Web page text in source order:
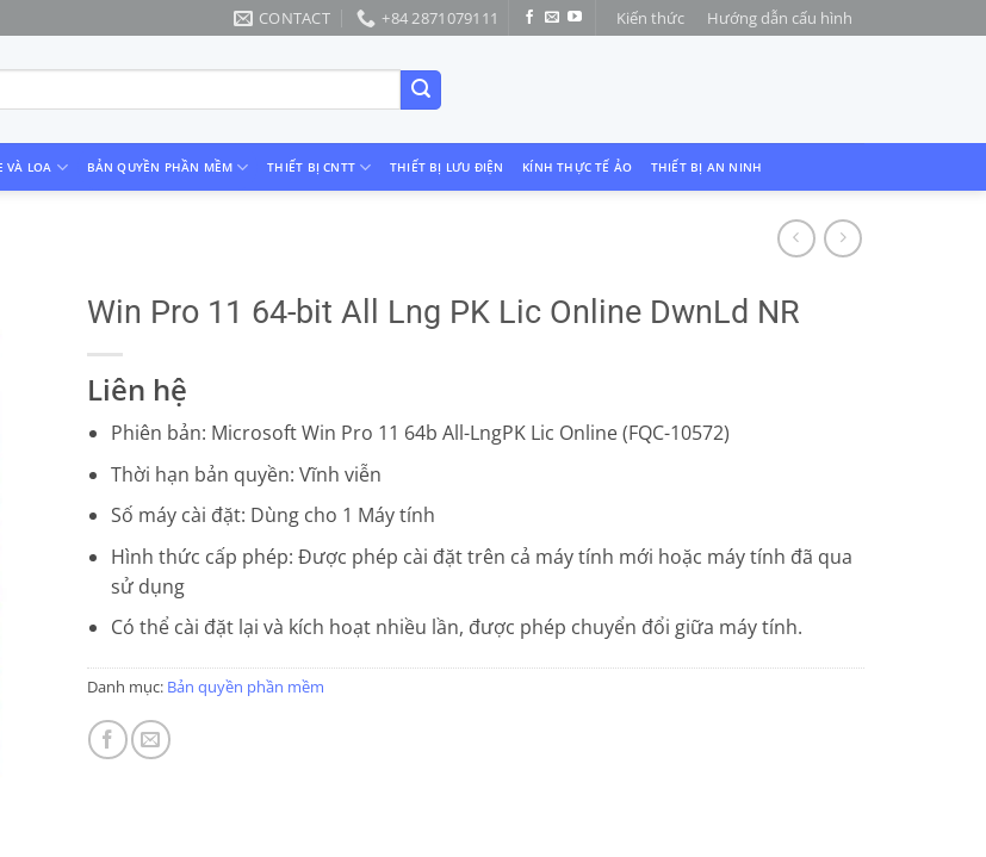
CONTACT +84 2871079111 Kiến thức Hướng dẫn cấu hình
VÀ LOA BẢN QUYỀN PHẦN MỀM THIẾT BỊ CNTT THIẾT BỊ LƯU ĐIỆN KÍNH THỰC TẾ ẢO THIẾT BỊ AN NINH
Win Pro 11 64-bit All Lng PK Lic Online DwnLd NR
Liên hệ
Phiên bản: Microsoft Win Pro 11 64b All-LngPK Lic Online (FQC-10572)
Thời hạn bản quyền: Vĩnh viễn
Số máy cài đặt: Dùng cho 1 Máy tính
Hình thức cấp phép: Được phép cài đặt trên cả máy tính mới hoặc máy tính đã qua
sử dụng
Có thể cài đặt lại và kích hoạt nhiều lần, được phép chuyển đổi giữa máy tính.
Danh mục: Bản quyền phần mềm